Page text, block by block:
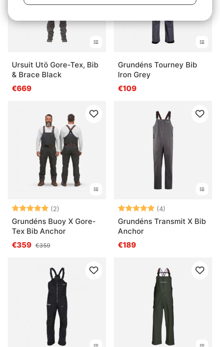
Ursuit Utö Gore-Tex, Bib
& Brace Black
€669
Grundéns Tourney Bib
Iron Grey
€109
Bewertung:(2)
5.0 von 5 Sternen
Grundéns Buoy X Gore-
Tex Bib Anchor
€359 €359
Bewertung:(4)
Grundéns Transmit X Bib
Anchor
€189